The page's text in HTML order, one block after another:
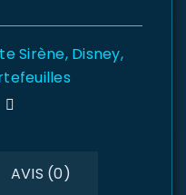
Sirène, Disney,
AVIS (0)